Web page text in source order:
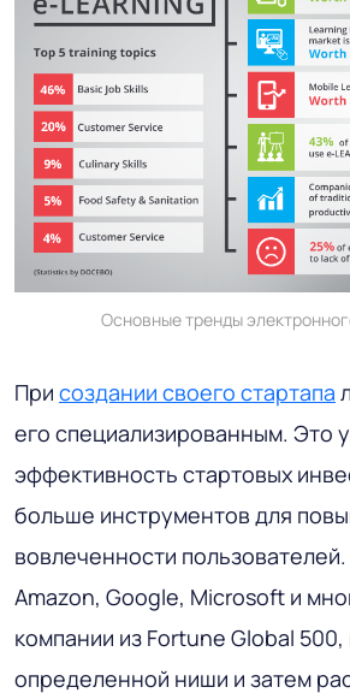
Основные тренды
При создании своего стартапа
его специализированным. Это
эффективность стартовых
больше инструментов для
вовлеченности
Amazon, Google, Microsoft и
компании из Fortune Global 500,
определенной ниши и затем